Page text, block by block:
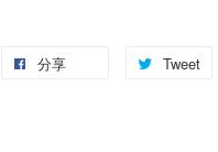
分享 Tweet